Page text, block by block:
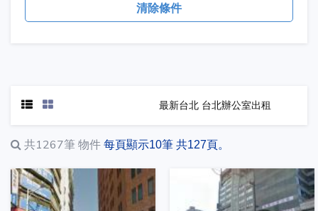
清除條件
最新台北 台北辦公室出租
共1267筆 物件 每頁顯示10筆 共127頁。